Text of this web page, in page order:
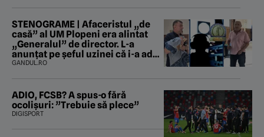
STENOGRAME | Afaceristul „de
casă” al UM Plopeni era alintat
„Generalul” de director. L-a
anunțat pe șeful uzinei că i-a adus
„subțireanu, așa”
GANDUL.RO
ADIO, FCSB? A spus-o fără
ocolișuri: ”Trebuie să plece”
DIGISPORT